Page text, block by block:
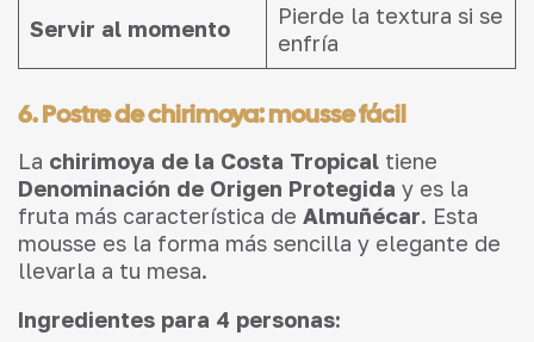
Servir al momento
Pierde la textura si se
enfría
6. Postre de chirimoya: mousse fácil
La chirimoya de la Costa Tropical tiene
Denominación de Origen Protegida y es la
fruta más característica de Almuñécar. Esta
mousse es la forma más sencilla y elegante de
llevarla a tu mesa.
Ingredientes para 4 personas: